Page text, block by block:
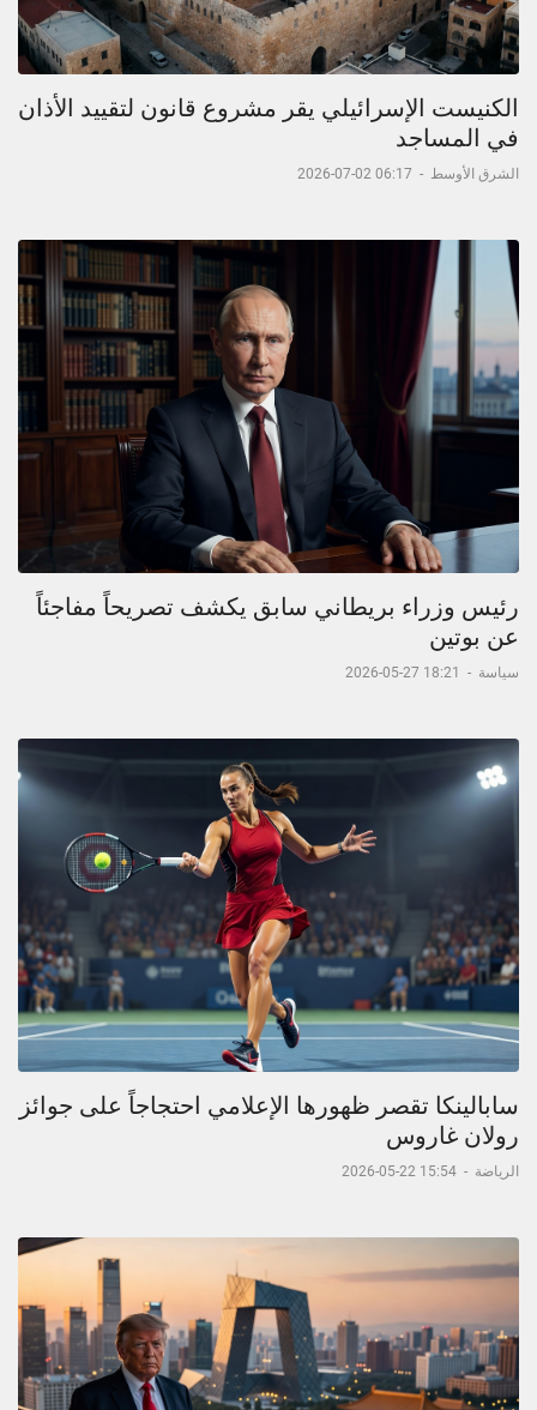
الكنيست الإسرائيلي يقر مشروع قانون لتقييد الأذان
في المساجد
الشرق الأوسط -
06:17 02-07-2026
رئيس وزراء بريطاني سابق يكشف تصريحاً مفاجئاً
عن بوتين
سياسة -
18:21 27-05-2026
سابالينكا تقصر ظهورها الإعلامي احتجاجاً على جوائز
رولان غاروس
الرياضة -
15:54 22-05-2026